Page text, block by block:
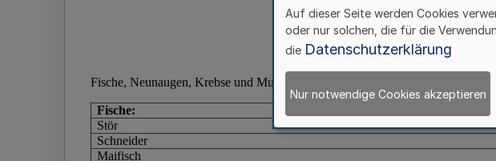
Auf dieser Seite werden Cookies
oder nur solchen, die für die
die Datenschutzerklärung
Nur notwendige Cookies akzeptieren